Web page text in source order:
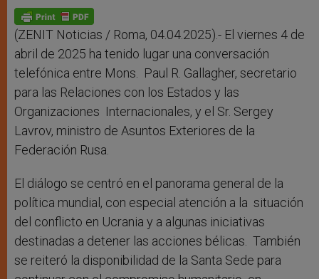
p
p
g
e
r
o
k
(ZENIT Noticias / Roma, 04.04.2025).- El viernes 4 de
abril de 2025 ha tenido lugar una conversación
telefónica entre Mons. Paul R. Gallagher, secretario
para las Relaciones con los Estados y las
Organizaciones Internacionales, y el Sr. Sergey
Lavrov, ministro de Asuntos Exteriores de la
Federación Rusa.
El diálogo se centró en el panorama general de la
política mundial, con especial atención a la situación
del conflicto en Ucrania y a algunas iniciativas
destinadas a detener las acciones bélicas. También
se reiteró la disponibilidad de la Santa Sede para